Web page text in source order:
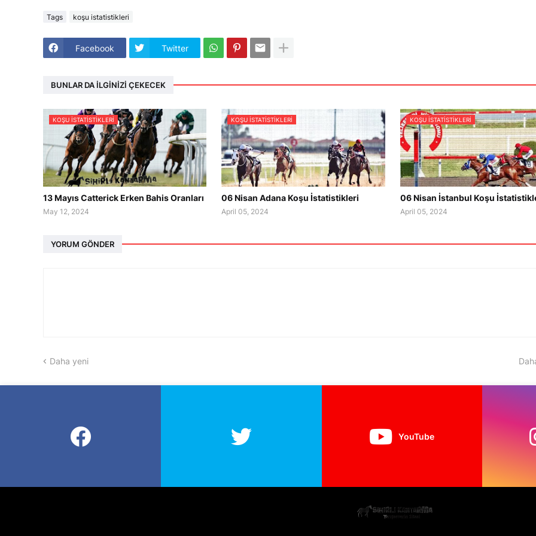
Tags koşu istatistikleri
Facebook Twitter
BUNLAR DA İLGINIZI ÇEKECEK
KOŞU ISTATISTIKLERI
13 Mayıs Catterick Erken Bahis Oranları
May 12, 2024
KOŞU ISTATISTIKLERI
06 Nisan Adana Koşu İstatistikleri
April 05, 2024
KOŞU ISTATISTIKLERI
06 Nisan İstanbul Koşu
April 05, 2024
YORUM GÖNDER
Daha yeni
YouTube